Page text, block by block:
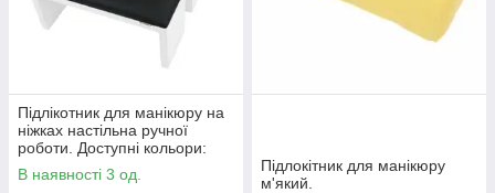
Підлікотник для манікюру на
ніжках настільна ручної
роботи. Доступні кольори:
червоний
В наявності 3 од.
Підлокітник для манікюру
м'який.